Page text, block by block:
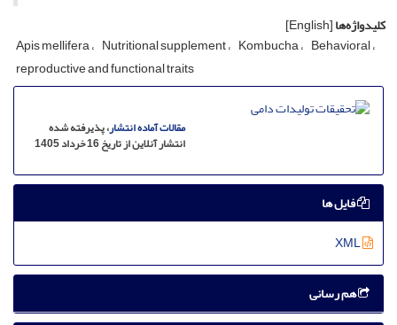
کلیدواژه‌ها[English]
Apis mellifera Nutritional supplement Kombucha Behavioral
reproductive and functional traits
مقالات آماده انتشار، پذیرفته شده
انتشار آنلاین از تاریخ 16 خرداد 1405
فایل ها
هم رسانی